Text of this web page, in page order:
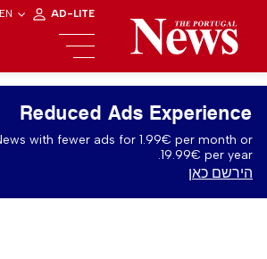
EN AD-LITE
Reduced Ads Experience
with fewer ads for 1.99€ per month or
19.99€ per year.
הירשם כאן